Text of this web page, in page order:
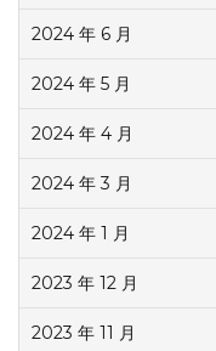
2024 年 6 月
2024 年 5 月
2024 年 4 月
2024 年 3 月
2024 年 1 月
2023 年 12 月
2023 年 11 月